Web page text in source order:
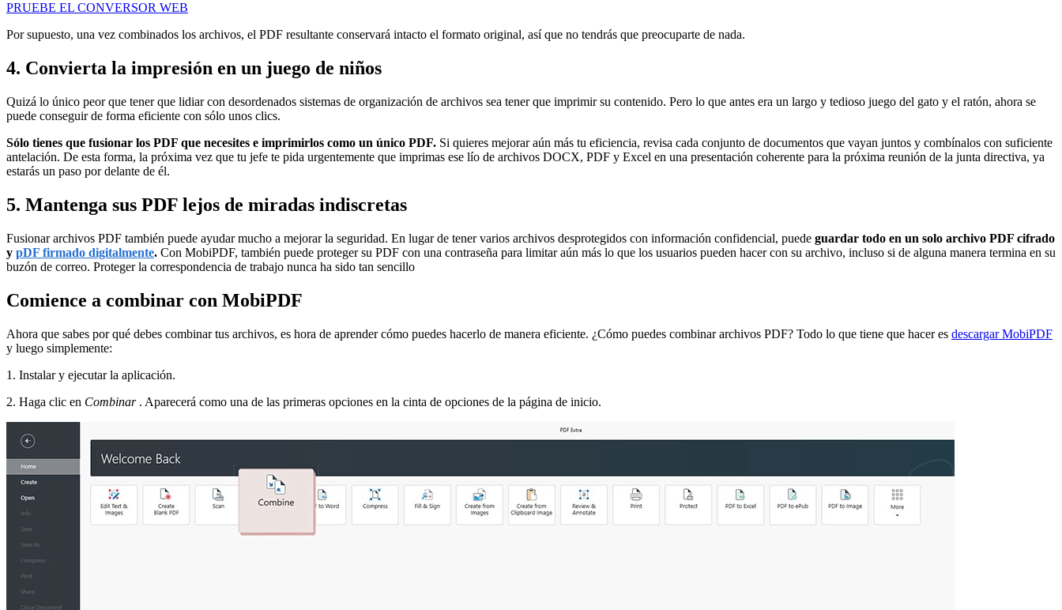
PRUEBE EL CONVERSOR WEB
Por supuesto, una vez combinados los archivos, el PDF resultante conservará intacto el formato original, así que no tendrás que preocuparte de nada.
4. Convierta la impresión en un juego de niños
Quizá lo único peor que tener que lidiar con desordenados sistemas de organización de archivos sea tener que imprimir su contenido. Pero lo que antes era un largo y tedioso juego del gato y el ratón, ahora se
puede conseguir de forma eficiente con sólo unos clics.
Sólo tienes que fusionar los PDF que necesites e imprimirlos como un único PDF. Si quieres mejorar aún más tu eficiencia, revisa cada conjunto de documentos que vayan juntos y combínalos con suficiente
antelación. De esta forma, la próxima vez que tu jefe te pida urgentemente que imprimas ese lío de archivos DOCX, PDF y Excel en una presentación coherente para la próxima reunión de la junta directiva, ya
estarás un paso por delante de él.
5. Mantenga sus PDF lejos de miradas indiscretas
Fusionar archivos PDF también puede ayudar mucho a mejorar la seguridad. En lugar de tener varios archivos desprotegidos con información confidencial, puede guardar todo en un solo archivo PDF cifrado
y pDF firmado digitalmente. Con MobiPDF, también puede proteger su PDF con una contraseña para limitar aún más lo que los usuarios pueden hacer con su archivo, incluso si de alguna manera termina en su
buzón de correo. Proteger la correspondencia de trabajo nunca ha sido tan sencillo
Comience a combinar con MobiPDF
Ahora que sabes por qué debes combinar tus archivos, es hora de aprender cómo puedes hacerlo de manera eficiente. ¿Cómo puedes combinar archivos PDF? Todo lo que tiene que hacer es descargar MobiPDF
y luego simplemente:
1. Instalar y ejecutar la aplicación.
2. Haga clic en Combinar . Aparecerá como una de las primeras opciones en la cinta de opciones de la página de inicio.